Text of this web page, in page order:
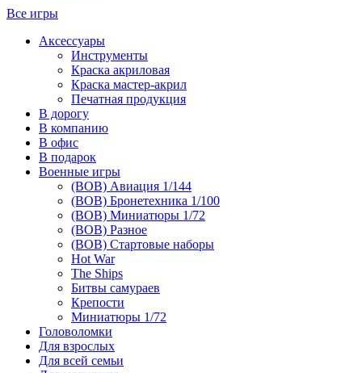
Все игры
Аксессуары
Инструменты
Краска акриловая
Краска мастер-акрил
Печатная продукция
В дорогу
В компанию
В офис
В подарок
Военные игры
(ВОВ) Авиация 1/144
(ВОВ) Бронетехника 1/100
(ВОВ) Миниатюры 1/72
(ВОВ) Разное
(ВОВ) Стартовые наборы
Hot War
The Ships
Битвы самураев
Крепости
Миниатюры 1/72
Головоломки
Для взрослых
Для всей семьи